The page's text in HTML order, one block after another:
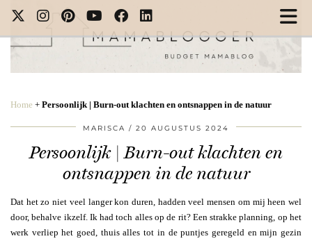
Home + Persoonlijk | Burn-out klachten en ontsnappen in de natuur
MARISCA 20 AUGUSTUS 2024
Persoonlijk | Burn-out klachten en
ontsnappen in de natuur
Dat het zo niet veel langer kon duren, hadden veel mensen om mij heen wel
door, behalve ikzelf. Ik had toch alles op de rit? Een strakke planning, op het
werk verliep het goed, thuis alles tot in de puntjes geregeld en mijn gezin